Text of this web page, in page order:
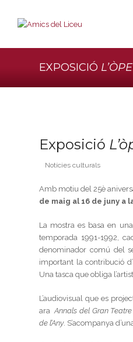
EXPOSICIÓ
Exposició
Notícies culturals
Amb motiu del 25è
de maig al 16 de juny a
La mostra es basa en
temporada 1991-1992,
denominador comú del
important la contribució
Una tasca que obliga
L’audiovisual que es
araAnnals del Gran
de l’Any. S’acompanya